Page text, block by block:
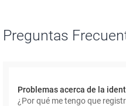
Preguntas
Problemas acerca de la
¿Por qué me tengo que